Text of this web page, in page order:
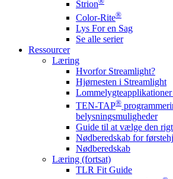
Strion
Color-Rite®
Lys For en Sag
Se alle serier
Ressourcer
Læring
Hvorfor Streamlight?
Hjørnesten i Streamlight
Lommelygteapplikationer
TEN-TAP®
belysningsmuligheder
Guide til at vælge den
Nødberedskab for
Nødberedskab
Læring (fortsat)
TLR Fit Guide